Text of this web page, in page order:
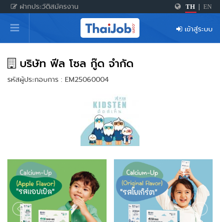
ฝากประวัติสมัครงาน TH EN
หน้าหลัก
ผู้สมัครงาน: เข้าสู่ระบบ
ฝากประวัติสมัครงาน
เกร็ดความรู้
สำหรับผู้ประกอบการ
เข้าสู่ระบบ
บริษัท ฟีล โซล กู๊ด จำกัด
รหัสผู้ประกอบการ : EM25060004